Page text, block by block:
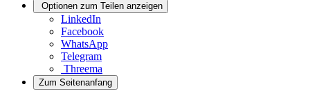
Optionen zum Teilen anzeigen
LinkedIn
Facebook
WhatsApp
Telegram
Threema
Zum Seitenanfang